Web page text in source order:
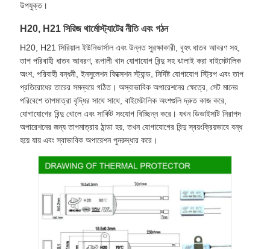
উপযুক্ত।
H20, H21 সিরিজ থার্মোস্ট্যাটের নীতি এবং গঠন
H20, H21 সিরিয়াল ইউনিভার্সাল এবং উন্নত সুরক্ষাকারী, বৃহৎ ধাতব আবরণ সহ,
তাপ পরিবাহী ধাতব আবরণ, রূপালী খাদ যোগাযোগ বিন্দু সহ ঝালাই করা বাইমেটালিক
অংশ, পরিবাহী বন্ধনী, ইনসুলেশন ফিক্সেশন স্ট্যান্ড, নির্দিষ্ট যোগাযোগ স্ট্রিপ এবং তাপ
প্রতিরোধের তারের সমন্বয়ে গঠিত। অস্বাভাবিক অপারেশনের ক্ষেত্রে, সেট মানের
পরিবেশে তাপমাত্রা বৃদ্ধির সাথে সাথে, বাইমেটালিক অংশগুলি দ্রুত কাজ করে,
যোগাযোগের বিন্দু খোলে এবং সার্কিট সংযোগ বিচ্ছিন্ন করে। যখন ডিভাইসটি নিরাপদ
অপারেশনের জন্য তাপমাত্রায় ঠান্ডা হয়, তখন যোগাযোগের বিন্দু স্বয়ংক্রিয়ভাবে বন্ধ
হয়ে যায় এবং স্বাভাবিক অপারেশন পুনরুদ্ধার করে।